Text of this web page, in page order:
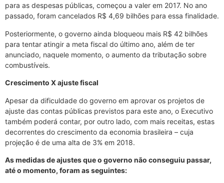
para as despesas públicas, começou a valer em 2017. No ano
passado, foram cancelados R$ 4,69 bilhões para essa finalidade.
Posteriormente, o governo ainda bloqueou mais R$ 42 bilhões
para tentar atingir a meta fiscal do último ano, além de ter
anunciado, naquele momento, o aumento da tributação sobre
combustíveis.
Crescimento X ajuste fiscal
Apesar da dificuldade do governo em aprovar os projetos de
ajuste das contas públicas previstos para este ano, o Executivo
também poderá contar, por outro lado, com mais receitas, estas
decorrentes do crescimento da economia brasileira – cuja
projeção é de uma alta de 3% em 2018.
As medidas de ajustes que o governo não conseguiu passar,
até o momento, foram as seguintes: